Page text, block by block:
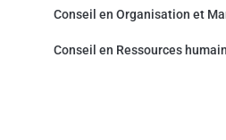
Conseil en Organisation et
Conseil en Ressources